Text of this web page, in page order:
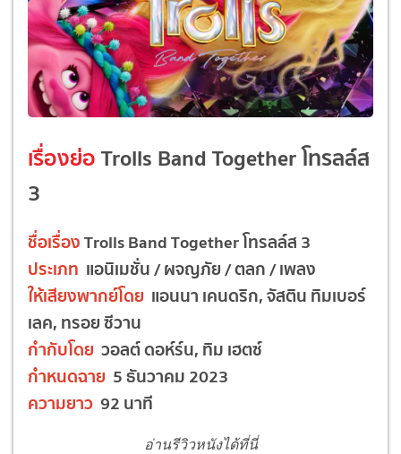
เรื่องย่อTrolls Band Together โทรลล์ส
3
ชื่อเรื่องTrolls Band Together โทรลล์ส 3
ประเภท แอนิเมชั่น / ผจญภัย / ตลก / เพลง
ให้เสียงพากย์โดย แอนนา เคนดริก, จัสติน ทิมเบอร์
เลค, ทรอย ซีวาน
กำกับโดย วอลต์ ดอห์ร์น, ทิม เฮตซ์
กำหนดฉาย 5 ธันวาคม 2023
ความยาว 92 นาที
อ่านรีวิวหนังได้ที่นี่